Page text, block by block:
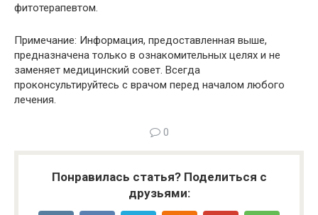
фитотерапевтом.
Примечание: Информация, предоставленная выше,
предназначена только в ознакомительных целях и не
заменяет медицинский совет. Всегда
проконсультируйтесь с врачом перед началом любого
лечения.
0
Понравилась статья? Поделиться с
друзьями: